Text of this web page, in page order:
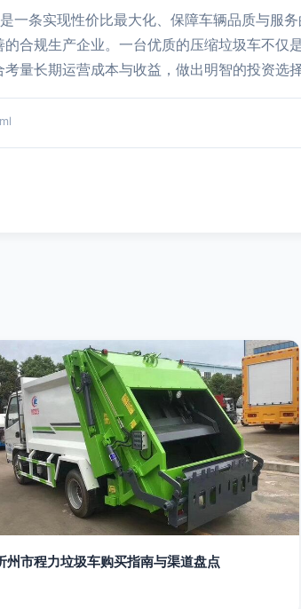
一条实现性价比最大化、保障车辆品质与服
合规生产企业。一台优质的压缩垃圾车不仅
量长期运营成本与收益，做出明智的投资选择
州市程力垃圾车购买指南与渠道盘点